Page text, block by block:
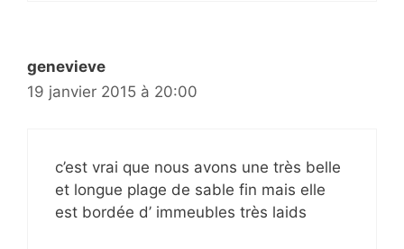
genevieve
19 janvier 2015 à 20:00
c’est vrai que nous avons une très belle
et longue plage de sable fin mais elle
est bordée d’ immeubles très laids